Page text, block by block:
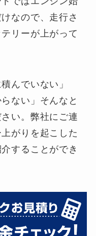
なので、走行さ
リーが上がって
んでいない」
ない」そんなと
い。弊社にご連
がりを起こした
することができ